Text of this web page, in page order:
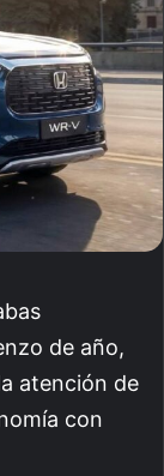
de año,
atención de
con